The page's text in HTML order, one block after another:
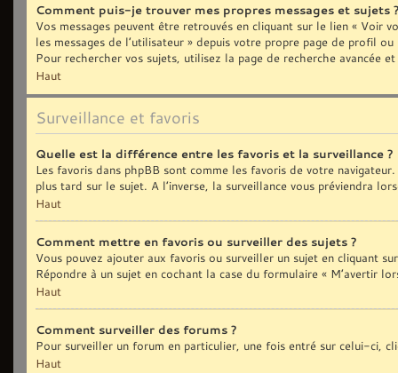
Comment puis-je trouver mes propres messages et sujets
Vos messages peuvent être retrouvés en cliquant sur le lien « Voir
les messages de l’utilisateur » depuis votre propre page de profil
Pour rechercher vos sujets, utilisez la page de recherche avancée
Haut
Surveillance et favoris
Quelle est la différence entre les favoris et la surveillance ?
Les favoris dans phpBB sont comme les favoris de votre
plus tard sur le sujet. A l’inverse, la surveillance vous préviendra
Haut
Comment mettre en favoris ou surveiller des sujets ?
Vous pouvez ajouter aux favoris ou surveiller un sujet en cliquant
Répondre à un sujet en cochant la case du formulaire « M’avertir
Haut
Comment surveiller des forums ?
Pour surveiller un forum en particulier, une fois entré sur celui-ci,
Haut